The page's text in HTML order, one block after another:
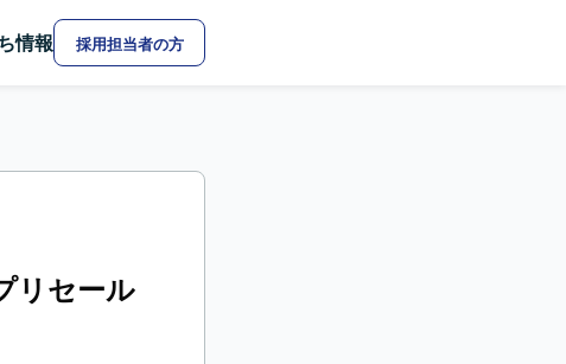
情報 採用担当者の方
リセール